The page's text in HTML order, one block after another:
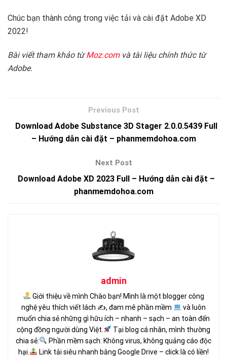
Chúc bạn thành công trong việc tải và cài đặt Adobe XD
2022!
Bài viết tham khảo từMoz.comvà tài liệu chính thức từ
Adobe.
Download Adobe Substance 3D Stager 2.0.0.5439 Full
– Hướng dẫn cài đặt – phanmemdohoa.com
Download Adobe XD 2023 Full – Hướng dẫn cài đặt –
phanmemdohoa.com
admin
Giới thiệu về mình Chào bạn! Mình là một blogger công
nghệ yêu thích viết lách ✍, đam mê phần mềm
và luôn
muốn chia sẻ những gì hữu ích – nhanh – sạch – an toàn đến
cộng đồng người dùng Việt.
Tại blog cá nhân, mình thường
chia sẻ:
Phần mềm sạch: Không virus, không quảng cáo độc
hại.
Link tải siêu nhanh bằng Google Drive – click là có liền!